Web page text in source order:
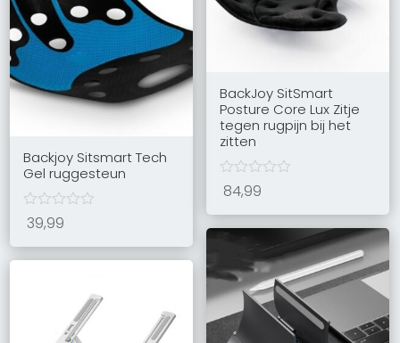
BackJoy SitSmart
Posture Core Lux Zitje
tegen rugpijn bij het
zitten
84,99
Backjoy Sitsmart Tech
Gel ruggesteun
39,99